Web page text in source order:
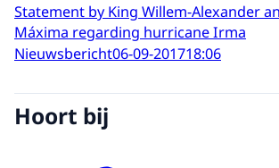
Statement by King Willem-Alexander
Máxima regarding hurricane Irma
Nieuwsbericht06-09-201718:06
Hoort bij